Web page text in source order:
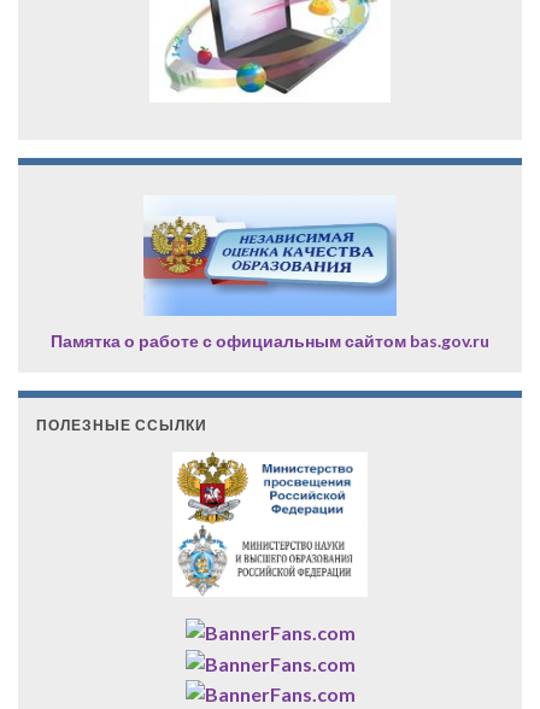
Памятка о работе с официальным сайтом bas.gov.ru
ПОЛЕЗНЫЕ ССЫЛКИ